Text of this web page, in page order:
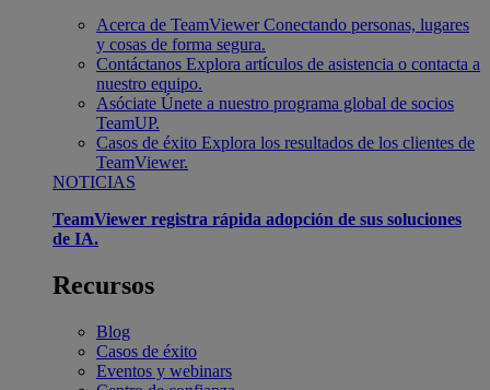
Acerca de TeamViewer Conectando personas, lugares
y cosas de forma segura.
Contáctanos Explora artículos de asistencia o contacta a
nuestro equipo.
Asóciate Únete a nuestro programa global de socios
TeamUP.
Casos de éxito Explora los resultados de los clientes de
TeamViewer.
NOTICIAS
TeamViewer registra rápida adopción de sus soluciones
de IA.
Recursos
Blog
Casos de éxito
Eventos y webinars